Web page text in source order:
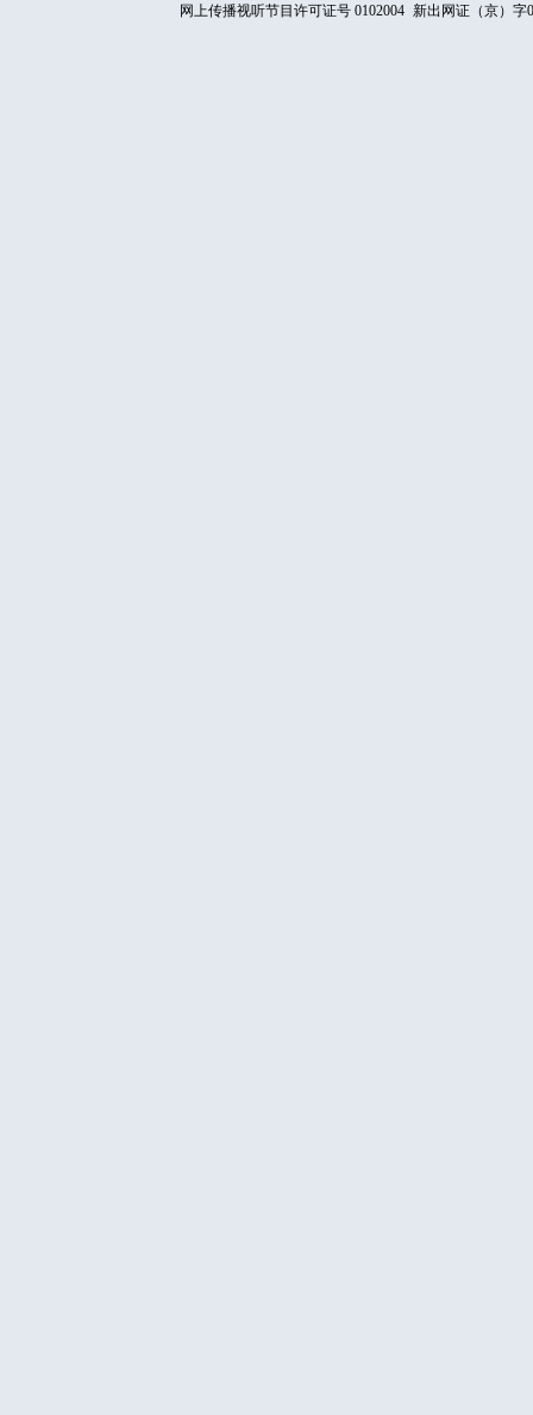
网上传播视听节目许可证号 0102004 新出网证（京）